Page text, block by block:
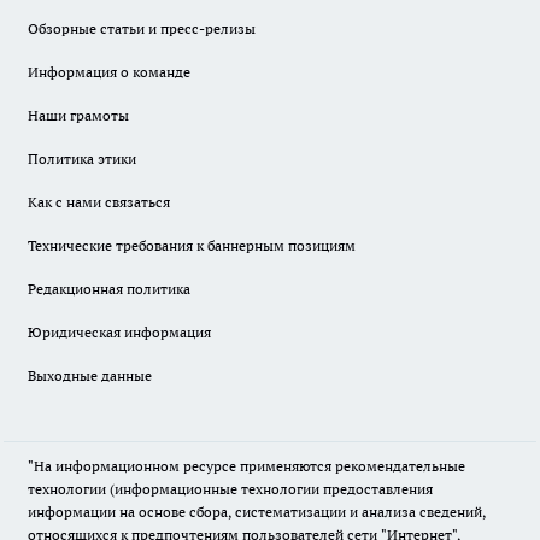
Обзорные статьи и пресс-релизы
Информация о команде
Наши грамоты
Политика этики
Как с нами связаться
Технические требования к баннерным позициям
Редакционная политика
Юридическая информация
Выходные данные
"На информационном ресурсе применяются рекомендательные
технологии (информационные технологии предоставления
информации на основе сбора, систематизации и анализа сведений,
относящихся к предпочтениям пользователей сети "Интернет",